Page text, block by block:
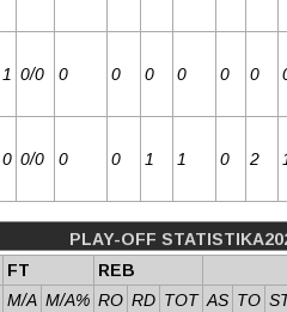
1 0/0 0 0 0 0 0 0
0 0/0 0 0 1 1 0 2
PLAY-OFF
FT
REB
M/A M/A% RO RD TOT AS TO